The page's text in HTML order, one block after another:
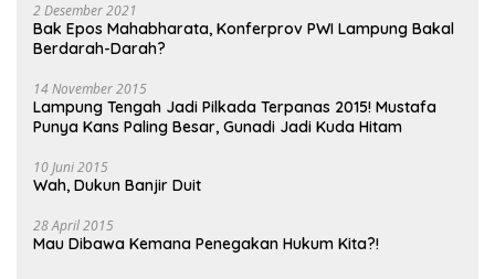
2 Desember 2021
Bak Epos Mahabharata, Konferprov PWI Lampung Bakal
Berdarah-Darah?
14 November 2015
Lampung Tengah Jadi Pilkada Terpanas 2015! Mustafa
Punya Kans Paling Besar, Gunadi Jadi Kuda Hitam
10 Juni 2015
Wah, Dukun Banjir Duit
28 April 2015
Mau Dibawa Kemana Penegakan Hukum Kita?!